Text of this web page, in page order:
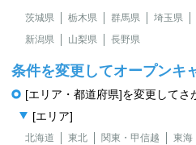
茨城県 栃木県 群馬県 埼玉県
新潟県
山梨県 長野県
条件を変更してオープンキ
[エリア・都道府県]を変更してさ
[エリア]
北海道 東北 関東・甲信越 東海